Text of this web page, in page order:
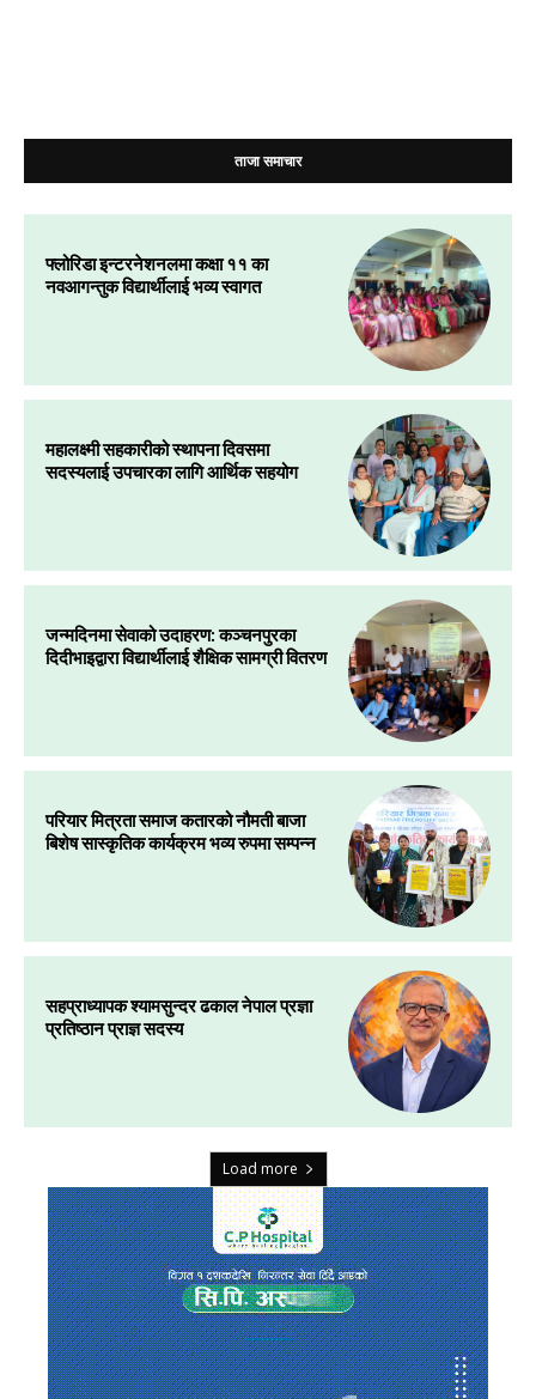
ताजा समाचार
फ्लोरिडा इन्टरनेशनलमा कक्षा ११ का
नवआगन्तुक विद्यार्थीलाई भव्य स्वागत
महालक्ष्मी सहकारीको स्थापना दिवसमा
सदस्यलाई उपचारका लागि आर्थिक सहयोग
जन्मदिनमा सेवाको उदाहरण: कञ्चनपुरका
दिदीभाइद्वारा विद्यार्थीलाई शैक्षिक सामग्री वितरण
परियार मित्रता समाज कतारको नौमती बाजा
बिशेष सास्कृतिक कार्यक्रम भव्य रुपमा सम्पन्न
सहप्राध्यापक श्यामसुन्दर ढकाल नेपाल प्रज्ञा
प्रतिष्ठान प्राज्ञ सदस्य
Load more